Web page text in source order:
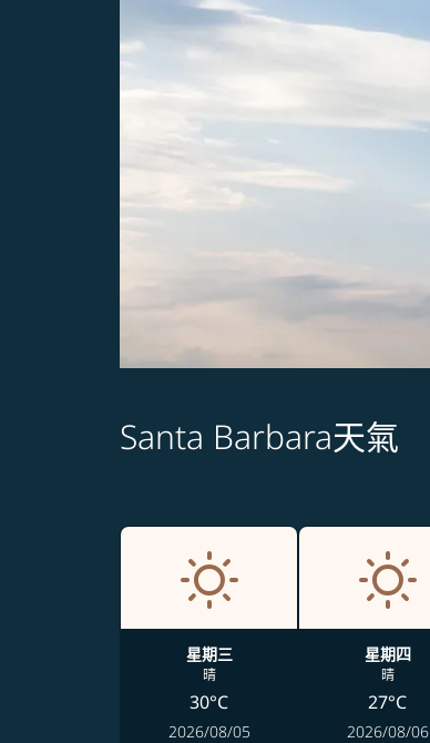
Santa Barbara天氣
星期三
晴
30°C
2026/08/05
星期四
晴
27°C
2026/08/06